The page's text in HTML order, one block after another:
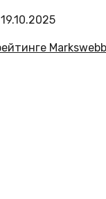
19.10.2025